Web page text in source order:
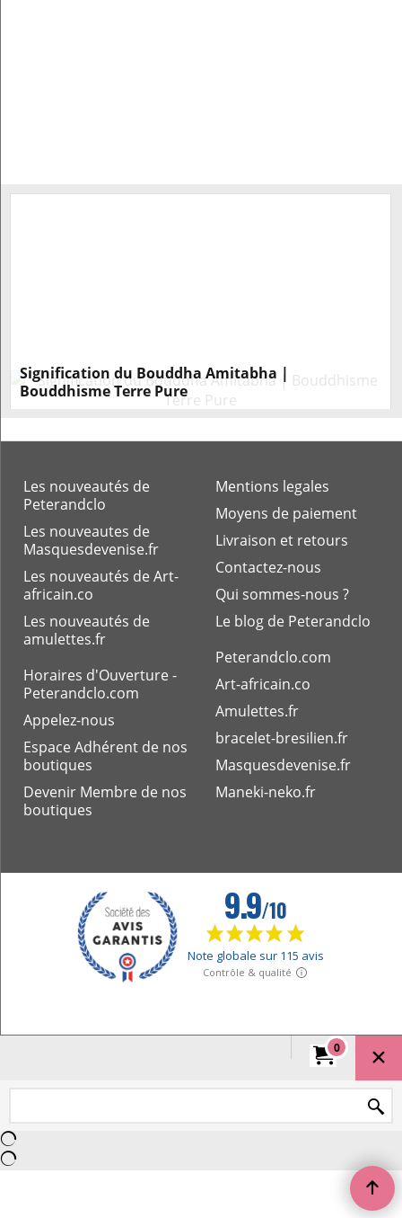
Signification du Bouddha Amitabha |
Bouddhisme Terre Pure
Amitabha. Découvrez son rôle clé dans le
pratique !
La légende de Sidharta Gautama
Explorez l'histoire captivante de Siddhartha
Gautama, fondateur du bouddhisme, et son chemin
vers l'éveil et le nirvana.
Bouddhisme tibétain : Principes clés et pratiques
méditation, mantras, rituels au Tibet et Népal, avec le
Dalaï-Lama et les moines.
Objets Rituel Bouddhistes Tibétains Authentiques
Plongez dans le monde mystique des objets sacrés
bouddhistes tibétains sur blog.peterandclo.com.
Mentions legales
Moyens de paiement
Livraison et retours
Contactez-nous
Qui sommes-nous ?
Le blog de Peterandclo
Les nouveautés de
Peterandclo
Les nouveautes de
Masquesdevenise.fr
Les nouveautés de Art-
africain.co
Les nouveautés de
amulettes.fr
Peterandclo.com
Art-africain.co
Amulettes.fr
bracelet-bresilien.fr
Masquesdevenise.fr
Maneki-neko.fr
Horaires d'Ouverture -
Peterandclo.com
Appelez-nous
Espace Adhérent de nos
boutiques
Devenir Membre de nos
boutiques
0